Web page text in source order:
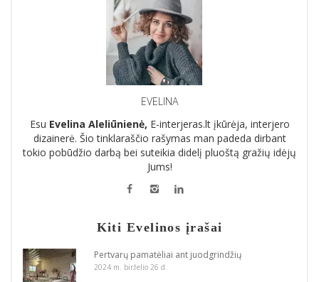
EVELINA
Esu Evelina Aleliūnienė, E-interjeras.lt įkūrėja, interjero
dizainerė. Šio tinklaraščio rašymas man padeda dirbant
tokio pobūdžio darbą bei suteikia didelį pluoštą gražių idėjų
Jums!
Kiti Evelinos įrašai
Pertvarų pamatėliai ant juodgrindžių
2024 m. birželio 26 d.